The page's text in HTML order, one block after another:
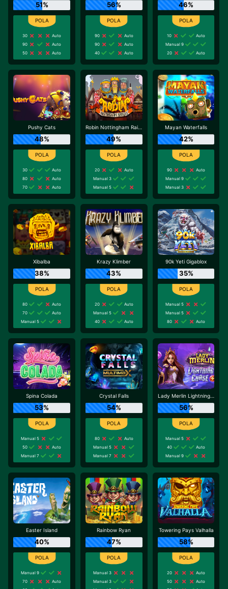
51%
30
Auto
90
Auto
50
Auto
56%
90
Auto
90
Auto
40
Auto
46%
10
Auto
Manual 9
20
Auto
Pushy Cats
48%
30
Auto
80
Auto
70
Auto
Robin Nottingham Raiders
49%
20
Auto
Manual 3
Manual 5
Mayan Waterfalls
42%
90
Auto
Manual 9
Manual 3
Xibalba
38%
80
Auto
70
Auto
Manual 5
Krazy Klimber
43%
20
Auto
Manual 5
40
Auto
90k Yeti Gigablox
35%
Manual 5
Manual 5
80
Auto
Spina Colada
53%
Manual 5
50
Auto
Manual 7
Crystal Falls
54%
80
Auto
Manual 5
Manual 7
Lady Merlin Lightning Chase
56%
Manual 5
40
Auto
Manual 9
Easter Island
40%
Manual 9
70
Auto
Rainbow Ryan
47%
Manual 3
Manual 3
Towering Pays Valhalla
58%
20
Auto
50
Auto